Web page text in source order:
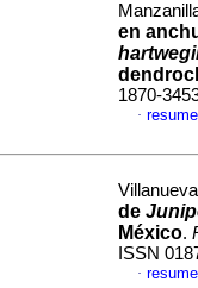
en
1870-
·
de
México.
ISSN
·